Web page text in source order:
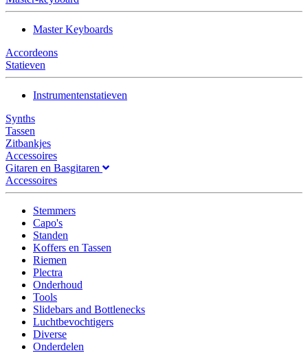
Master Keyboards
Accordeons
Statieven
Instrumentenstatieven
Synths
Tassen
Zitbankjes
Accessoires
Gitaren en Basgitaren
Accessoires
Stemmers
Capo's
Standen
Koffers en Tassen
Riemen
Plectra
Onderhoud
Tools
Slidebars and Bottlenecks
Luchtbevochtigers
Diverse
Onderdelen